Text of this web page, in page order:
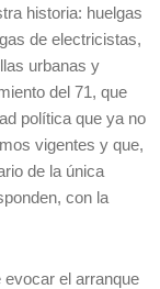
historia: huelgas
de electricistas,
urbanas y
del 71, que
política que ya no
vigentes y que,
de la única
con la
evocar el arranque